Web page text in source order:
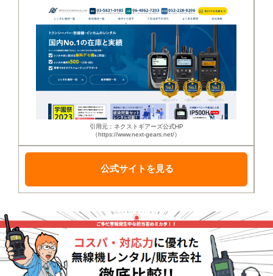
引用元：ネクストギアーズ公式HP
（https://www.next-gears.net/）
公式サイトを見る